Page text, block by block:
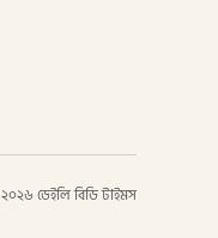
২০২৬ ডেইলি বিডি টাইমস